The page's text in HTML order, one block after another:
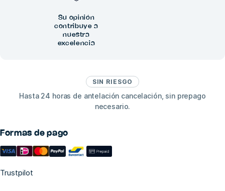
SIN RIESGO
Hasta 24 horas de antelación cancelación, sin prepago
necesario.
Formas de pago
Trustpilot
Su opinión
contribuye a
nuestra
excelencia